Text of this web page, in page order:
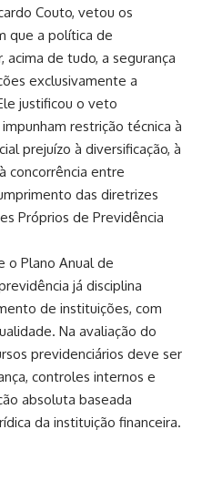
Couto, vetou os
que a política de
de tudo, a segurança
exclusivamente a
justificou o veto
restrição técnica à
prejuízo à diversificação, à
concorrência entre
das diretrizes
Próprios de Previdência
o Plano Anual de
já disciplina
de instituições, com
Na avaliação do
previdenciários deve ser
controles internos e
absoluta baseada
da instituição financeira.